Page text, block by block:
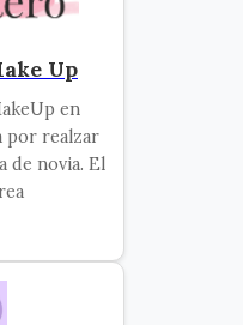
Up
en
por realzar
de novia. El